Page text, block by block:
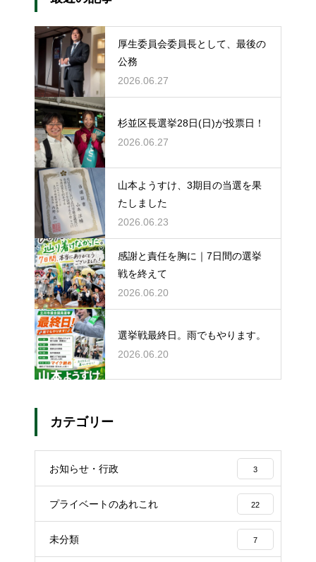
厚生委員会委員長として、最後の
公務
2026.06.27
杉並区長選挙28日(日)が投票日！
2026.06.27
山本ようすけ、3期目の当選を果
たしました
2026.06.23
感謝と責任を胸に｜7日間の選挙
戦を終えて
2026.06.20
選挙戦最終日。雨でもやります。
2026.06.20
カテゴリー
お知らせ・行政 3
プライベートのあれこれ 22
未分類 7